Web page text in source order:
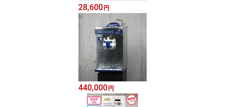
28,600円
440,000円